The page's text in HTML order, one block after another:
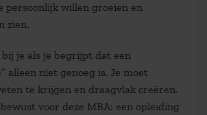
persoonlijk willen groeien en
zien.
bij je als je begrijpt dat een
alleen niet genoeg is. Je moet
te krijgen en draagvlak creëren.
voor deze MBA: een opleiding